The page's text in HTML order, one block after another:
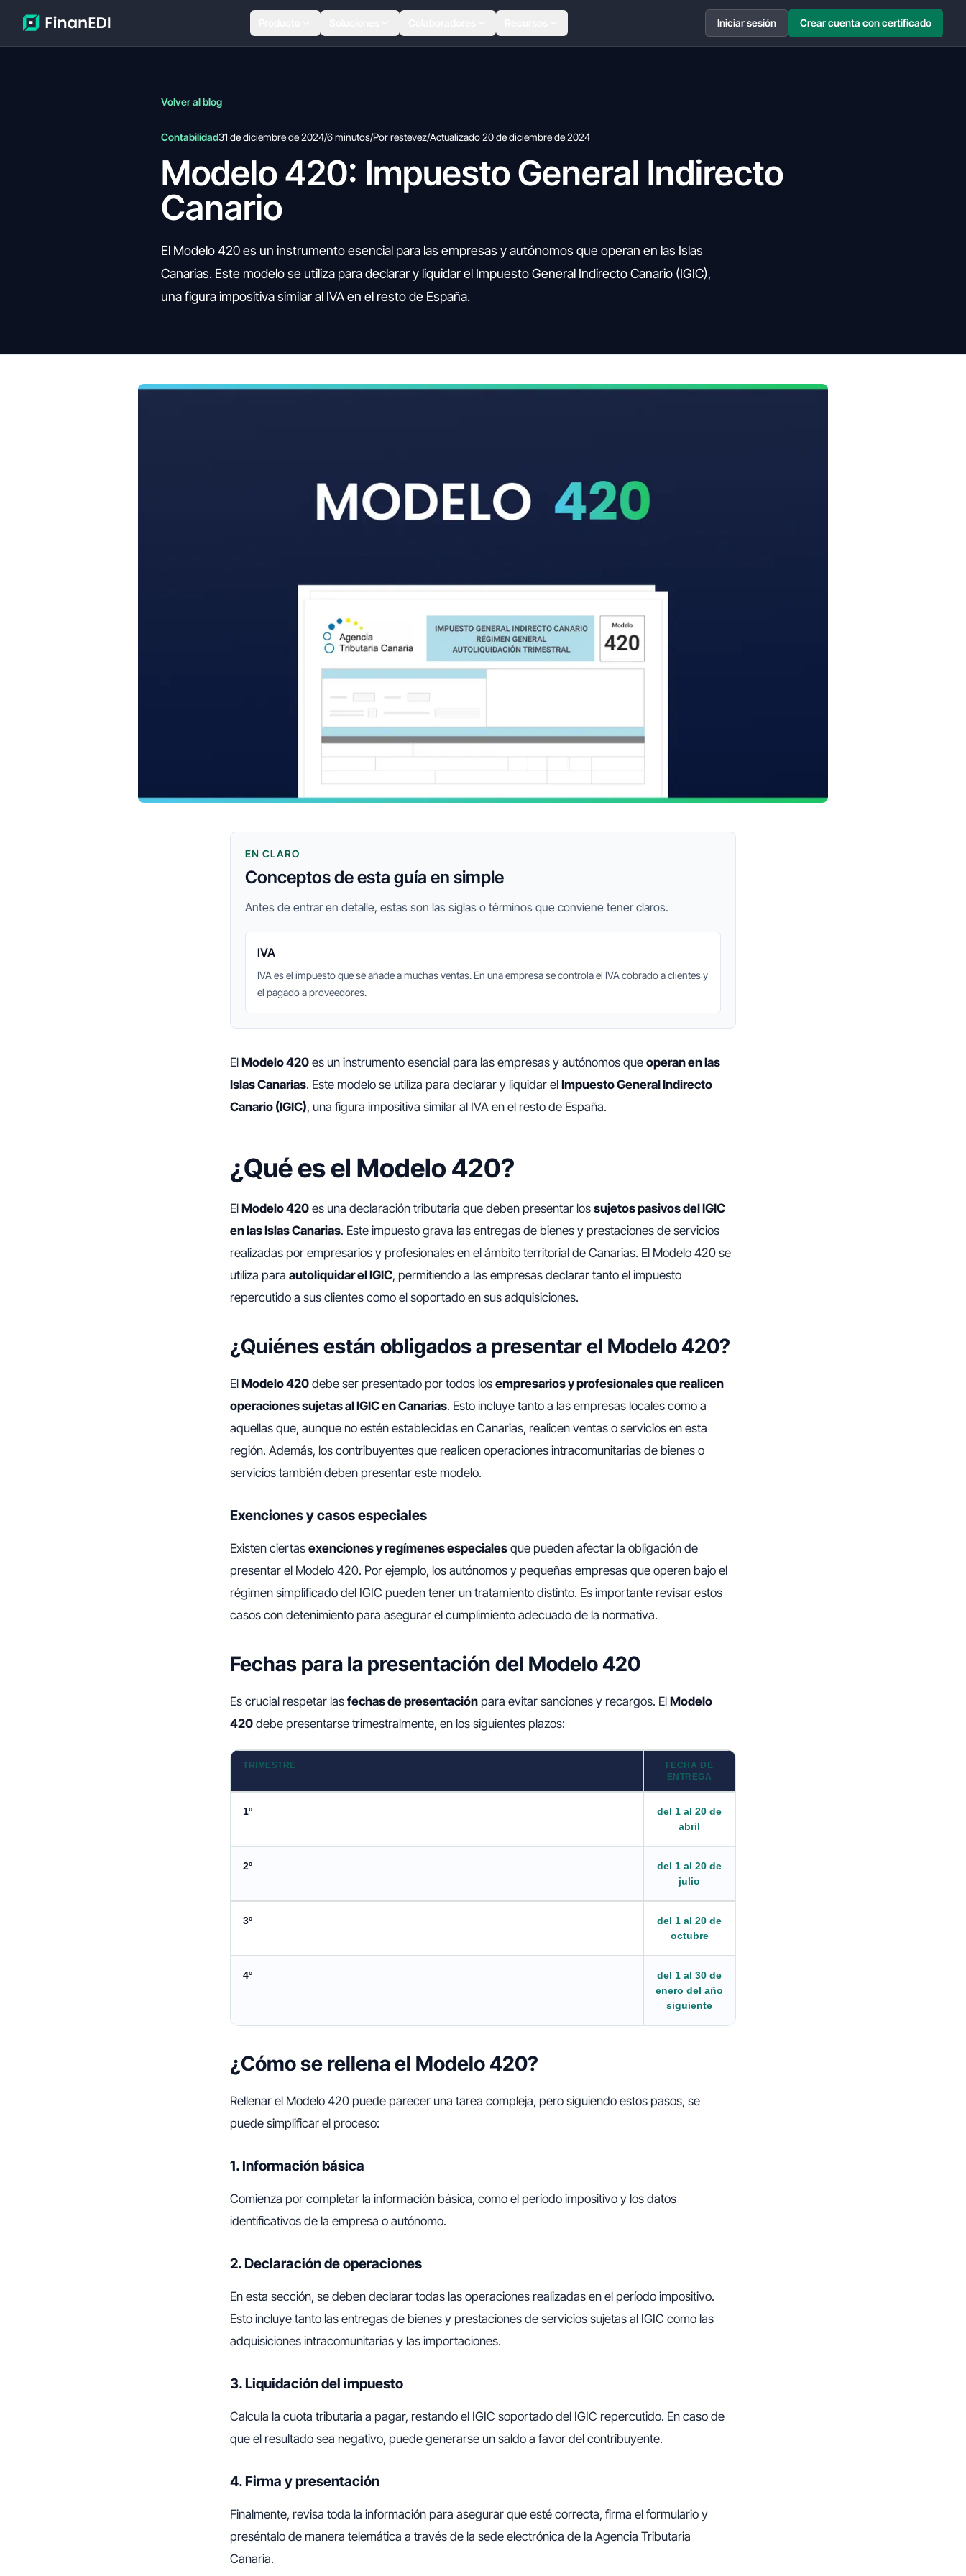
Iniciar sesión Crear cuenta con certificado
Volver al blog
Contabilidad31 de diciembre de 2024/6 minutos/Por restevez/Actualizado 20 de diciembre de 2024
Modelo 420: Impuesto General Indirecto
Canario
El Modelo 420 es un instrumento esencial para las empresas y autónomos que operan en las Islas
Canarias. Este modelo se utiliza para declarar y liquidar el Impuesto General Indirecto Canario (IGIC),
una figura impositiva similar al IVA en el resto de España.
EN CLARO
Conceptos de esta guía en simple
Antes de entrar en detalle, estas son las siglas o términos que conviene tener claros.
IVA
IVA es el impuesto que se añade a muchas ventas. En una empresa se controla el IVA cobrado a clientes y
el pagado a proveedores.
El Modelo 420 es un instrumento esencial para las empresas y autónomos que operan en las
Islas Canarias. Este modelo se utiliza para declarar y liquidar el Impuesto General Indirecto
Canario (IGIC), una figura impositiva similar al IVA en el resto de España.
¿Qué es el Modelo 420?
El Modelo 420 es una declaración tributaria que deben presentar los sujetos pasivos del IGIC
en las Islas Canarias. Este impuesto grava las entregas de bienes y prestaciones de servicios
realizadas por empresarios y profesionales en el ámbito territorial de Canarias. El Modelo 420 se
utiliza para autoliquidar el IGIC, permitiendo a las empresas declarar tanto el impuesto
repercutido a sus clientes como el soportado en sus adquisiciones.
¿Quiénes están obligados a presentar el Modelo 420?
El Modelo 420 debe ser presentado por todos los empresarios y profesionales que realicen
operaciones sujetas al IGIC en Canarias. Esto incluye tanto a las empresas locales como a
aquellas que, aunque no estén establecidas en Canarias, realicen ventas o servicios en esta
región. Además, los contribuyentes que realicen operaciones intracomunitarias de bienes o
servicios también deben presentar este modelo.
Exenciones y casos especiales
Existen ciertas exenciones y regímenes especiales que pueden afectar la obligación de
presentar el Modelo 420. Por ejemplo, los autónomos y pequeñas empresas que operen bajo el
régimen simplificado del IGIC pueden tener un tratamiento distinto. Es importante revisar estos
casos con detenimiento para asegurar el cumplimiento adecuado de la normativa.
Fechas para la presentación del Modelo 420
Es crucial respetar las fechas de presentación para evitar sanciones y recargos. El Modelo
420 debe presentarse trimestralmente, en los siguientes plazos:
TRIMESTRE
FECHA DE
ENTREGA
1º
del 1 al 20 de
abril
2º
del 1 al 20 de
julio
3º
del 1 al 20 de
octubre
4º
del 1 al 30 de
enero del año
siguiente
¿Cómo se rellena el Modelo 420?
Rellenar el Modelo 420 puede parecer una tarea compleja, pero siguiendo estos pasos, se
puede simplificar el proceso:
1. Información básica
Comienza por completar la información básica, como el período impositivo y los datos
identificativos de la empresa o autónomo.
2. Declaración de operaciones
En esta sección, se deben declarar todas las operaciones realizadas en el período impositivo.
Esto incluye tanto las entregas de bienes y prestaciones de servicios sujetas al IGIC como las
adquisiciones intracomunitarias y las importaciones.
3. Liquidación del impuesto
Calcula la cuota tributaria a pagar, restando el IGIC soportado del IGIC repercutido. En caso de
que el resultado sea negativo, puede generarse un saldo a favor del contribuyente.
4. Firma y presentación
Finalmente, revisa toda la información para asegurar que esté correcta, firma el formulario y
preséntalo de manera telemática a través de la sede electrónica de la Agencia Tributaria
Canaria.